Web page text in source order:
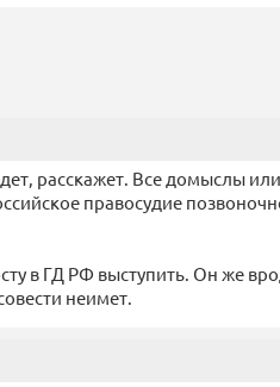
расскажет. Все домыслы
правосудие
в ГД РФ выступить. Он же
неимет.